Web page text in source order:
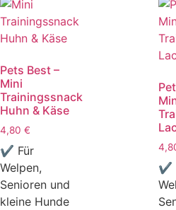
Pets Best –
Mini
Trainingssnack
Huhn & Käse
4,80 €
✔ Für
Welpen,
Senioren und
kleine Hunde
✔